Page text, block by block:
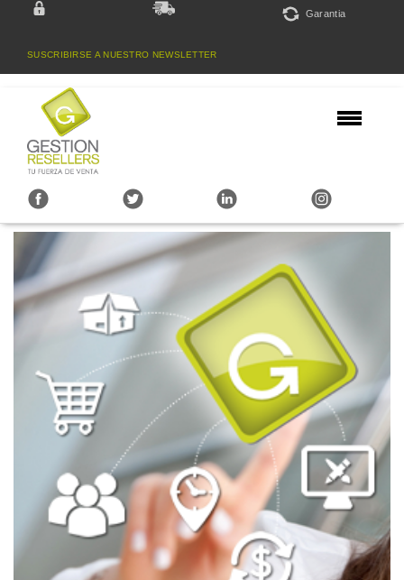
Garantia
SUSCRIBIRSE A NUESTRO NEWSLETTER
(011) 4701-6220 / (011) 6009-6220 / Nuñez, CABA - Argentina
Quienes Somos
Guía del Usuario
Novedades y promociones
Newsletters
Contacto